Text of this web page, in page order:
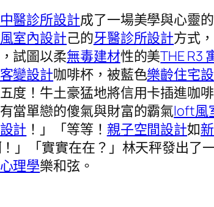
中醫診所設計成了一場美學與心靈
室內設計己的牙醫診所設計方式
試圖以柔無毒建材性的美THE R3
客變設計咖啡杯，被藍色樂齡住宅
度！牛土豪猛地將信用卡插進咖
當單戀的傻氣與財富的霸氣loft風
計 ！」「等等！ 親子空間設計如
」「實實在在？」林天秤發出了
理學樂和弦。